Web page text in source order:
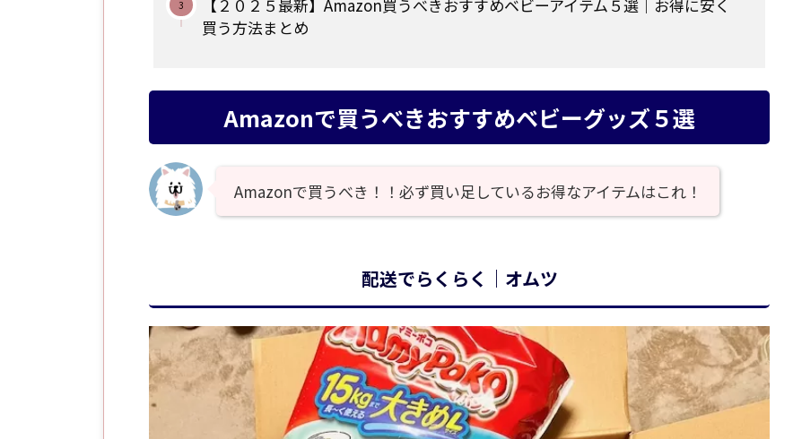
【２０２５最新】Amazon買うべきおすすめベビーアイテム５選｜お得に安く
買う方法まとめ
Amazonで買うべきおすすめベビーグッズ５選
Amazonで買うべき！！必ず買い足しているお得なアイテムはこれ！
配送でらくらく｜オムツ